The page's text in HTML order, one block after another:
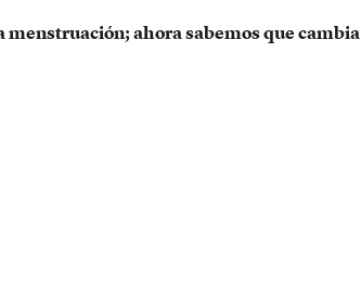
menstruación; ahora sabemos que cambia